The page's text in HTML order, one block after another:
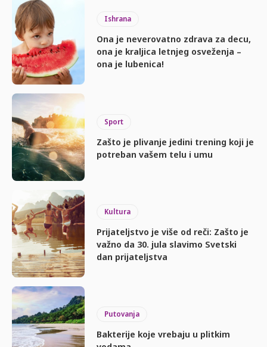
Ishrana
Ona je neverovatno zdrava za decu,
ona je kraljica letnjeg osveženja –
ona je lubenica!
Sport
Zašto je plivanje jedini trening koji je
potreban vašem telu i umu
Kultura
Prijateljstvo je više od reči: Zašto je
važno da 30. jula slavimo Svetski
dan prijateljstva
Putovanja
Bakterije koje vrebaju u plitkim